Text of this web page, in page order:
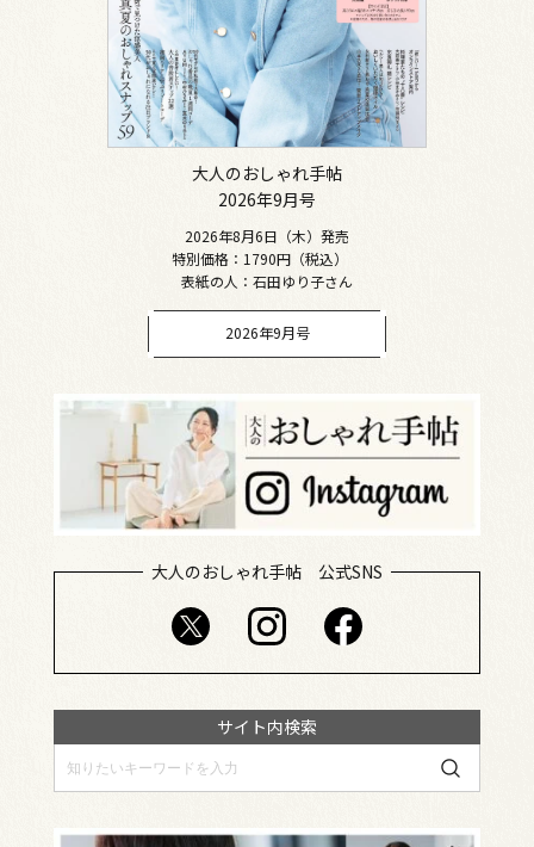
大人のおしゃれ手帖
2026年9月号
2026年8月6日（木）発売
特別価格：1790円（税込）
表紙の人：石田ゆり子さん
2026年9月号
大人のおしゃれ手帖 公式SNS
サイト内検索